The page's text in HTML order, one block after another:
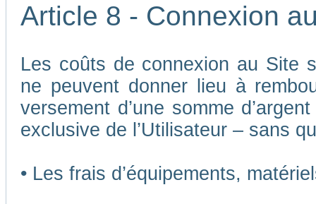
Article 8 - Connexion
Les coûts de connexion au Site
ne peuvent donner lieu à
versement d’une somme
exclusive de l’Utilisateur – sans
• Les frais d’équipements,